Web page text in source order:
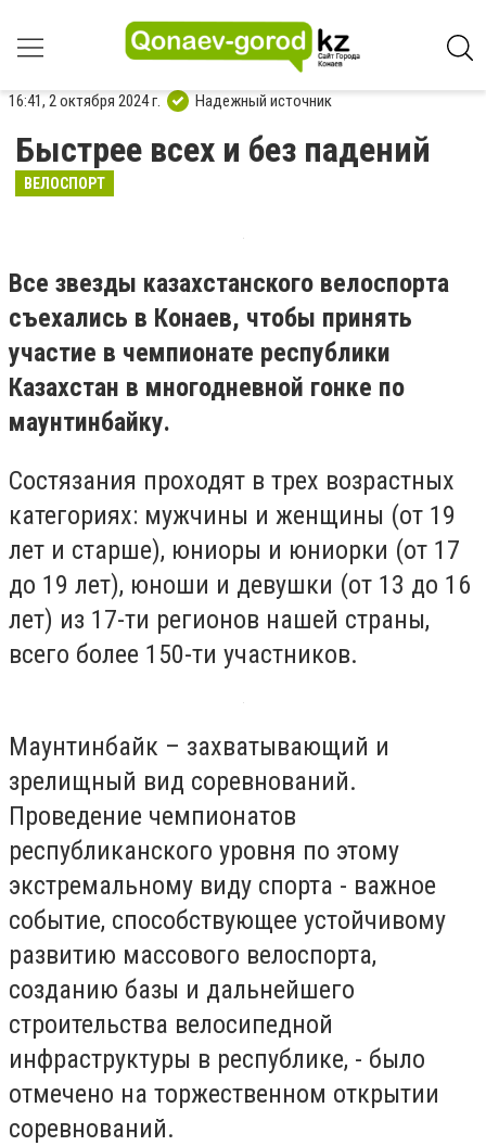
16:41, 2 октября 2024 г. Надежный источник
Быстрее всех и без падений
ВЕЛОСПОРТ
Все звезды казахстанского велоспорта
съехались в Конаев, чтобы принять
участие в чемпионате республики
Казахстан в многодневной гонке по
маунтинбайку.
Состязания проходят в трех возрастных
категориях: мужчины и женщины (от 19
лет и старше), юниоры и юниорки (от 17
до 19 лет), юноши и девушки (от 13 до 16
лет) из 17-ти регионов нашей страны,
всего более 150-ти участников.
Маунтинбайк – захватывающий и
зрелищный вид соревнований.
Проведение чемпионатов
республиканского уровня по этому
экстремальному виду спорта - важное
событие, способствующее устойчивому
развитию массового велоспорта,
созданию базы и дальнейшего
строительства велосипедной
инфраструктуры в республике, - было
отмечено на торжественном открытии
соревнований.